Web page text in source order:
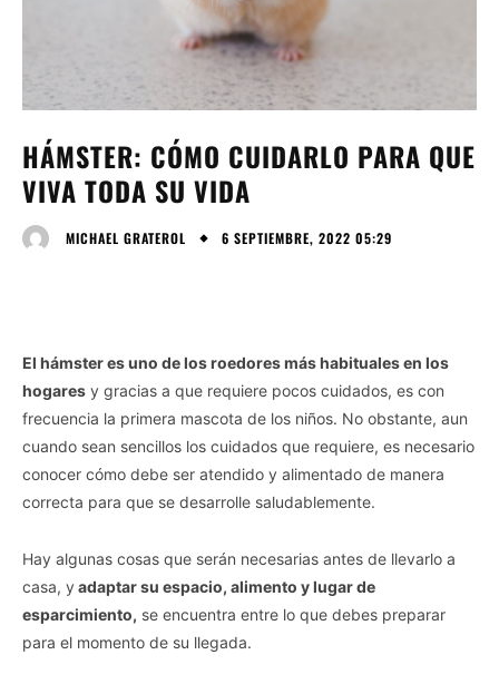
HÁMSTER: CÓMO CUIDARLO PARA QUE
VIVA TODA SU VIDA
MICHAEL GRATEROL 6 SEPTIEMBRE, 2022 05:29
El hámster es uno de los roedores más habituales en los
hogares y gracias a que requiere pocos cuidados, es con
frecuencia la primera mascota de los niños. No obstante, aun
cuando sean sencillos los cuidados que requiere, es necesario
conocer cómo debe ser atendido y alimentado de manera
correcta para que se desarrolle saludablemente.
Hay algunas cosas que serán necesarias antes de llevarlo a
casa, y adaptar su espacio, alimento y lugar de
esparcimiento, se encuentra entre lo que debes preparar
para el momento de su llegada.